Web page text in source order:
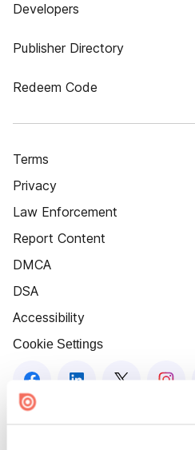
Developers
Publisher Directory
Redeem Code
Terms
Privacy
Law Enforcement
Report Content
DMCA
DSA
Accessibility
Cookie Settings